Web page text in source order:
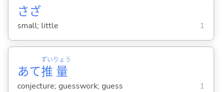
さざ
small; little 1
あて推
ずい
量
りょう
conjecture; guesswork; guess 1